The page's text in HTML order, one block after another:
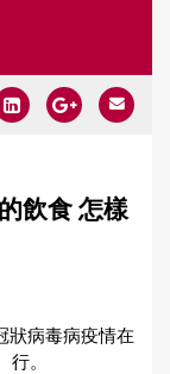
飲食 怎樣
狀病毒病疫情在
行。